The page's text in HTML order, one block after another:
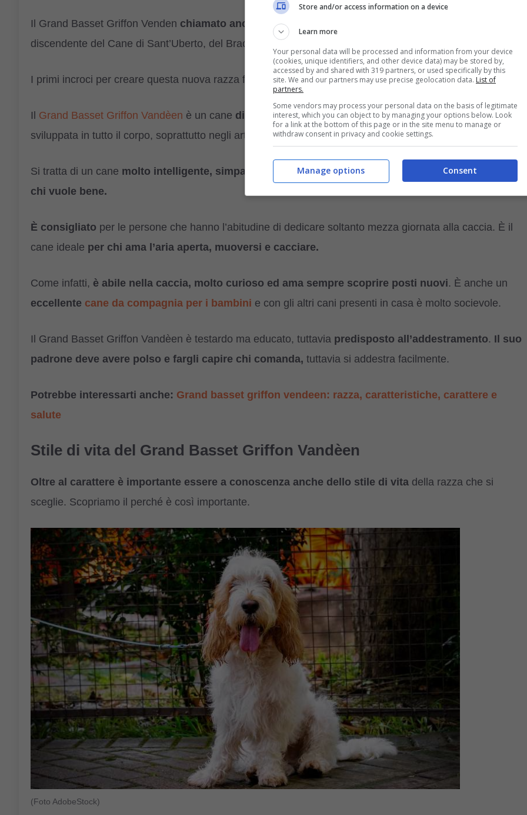
Il Grand Basset Griffon Venden chiamato anche “Cane Bianco del Re”,
discendente del Cane di Sant’Uberto, del Bracco Italiano e del Griffon Nivernais.
I primi incroci per creare questa nuova razza furono fatti nel XIX, ma fu Paul Dezamy che determinò il
Il Grand Basset Griffon Vandèen è un cane di taglia piccola, con una muscolatura abbastanza ben
sviluppata in tutto il corpo, soprattutto negli arti posteriori.Misura circa 40-45 cm e pesa 18-20 kg.
Si tratta di un cane molto intelligente, simpatico e intraprendente, sa essere
affettuoso e fedele con
chi vuole bene.
È consigliato per le persone che hanno l’abitudine di dedicare soltanto mezza giornata alla caccia. È il
cane ideale per chi ama l’aria aperta, muoversi e cacciare.
Come infatti, è abile nella caccia, molto curioso ed ama sempre scoprire posti nuovi. È anche un
eccellente cane da compagnia per i bambini e con gli altri cani presenti in casa è molto socievole.
Il Grand Basset Griffon Vandèen è testardo ma educato, tuttavia predisposto all’addestramento. Il suo
padrone deve avere polso e fargli capire chi comanda, tuttavia si addestra facilmente.
Potrebbe interessarti anche: Grand basset griffon vendeen: razza, caratteristiche, carattere e
salute
Stile di vita del Grand Basset Griffon Vandèen
Oltre al carattere è importante essere a conoscenza anche dello stile di vita della razza che si
sceglie. Scopriamo il perché è così importante.
(Foto AdobeStock)
Store and/or access information on a device
Learn more
Your personal data will be processed and information from your device
(cookies, unique identifiers, and other device data) may be stored by,
accessed by and shared with 319 partners, or used specifically by this
site. We and our partners may use precise geolocation data. List of
partners.
Some vendors may process your personal data on the basis of legitimate
interest, which you can object to by managing your options below. Look
for a link at the bottom of this page or in the site menu to manage or
withdraw consent in privacy and cookie settings.
Consent
Manage options